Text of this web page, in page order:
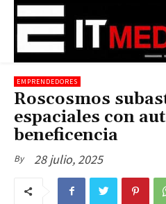
EMPRENDEDORES
Roscosmos
espaciales con
beneficencia
By 28 julio, 2025